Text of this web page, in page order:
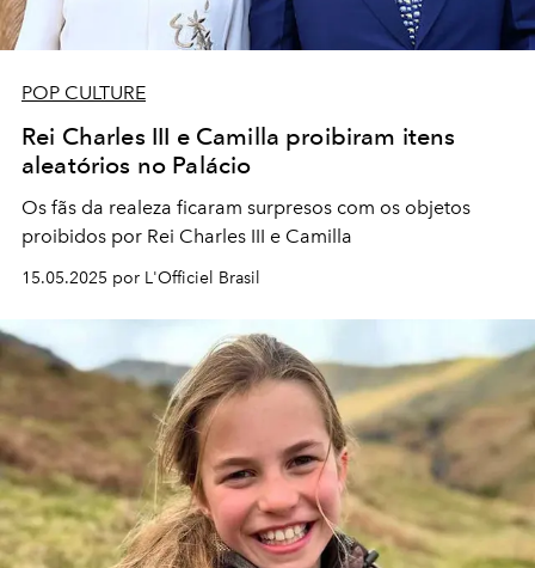
POP CULTURE
Rei Charles III e Camilla proibiram itens
aleatórios no Palácio
Os fãs da realeza ficaram surpresos com os objetos
proibidos por Rei Charles III e Camilla
15.05.2025 por L'Officiel Brasil